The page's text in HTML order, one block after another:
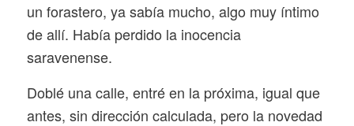
un forastero, ya sabía mucho, algo muy íntimo
de allí. Había perdido la inocencia
saravenense.
Doblé una calle, entré en la próxima, igual que
antes, sin dirección calculada, pero la novedad